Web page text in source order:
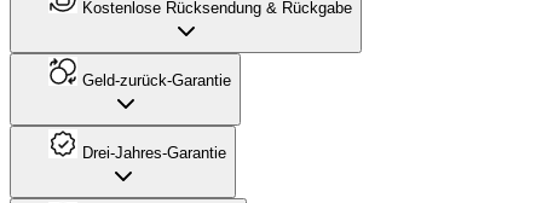
Kostenlose Rücksendung & Rückgabe
Geld-zurück-Garantie
Drei-Jahres-Garantie